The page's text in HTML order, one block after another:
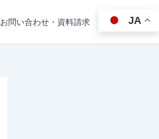
お問い合わせ・資料請求 JA